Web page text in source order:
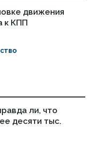
движения
к КПП
ли, что
десяти тыс.